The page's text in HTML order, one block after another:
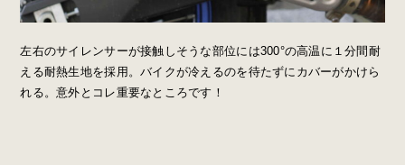
左右のサイレンサーが接触しそうな部位には300°の高温に１分間耐
える耐熱生地を採用。バイクが冷えるのを待たずにカバーがかけら
れる。意外とコレ重要なところです！